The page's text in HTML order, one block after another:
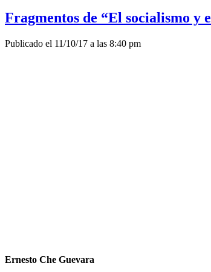
Fragmentos de “El socialismo y
Publicado el 11/10/17 a las 8:40 pm
Ernesto Che Guevara